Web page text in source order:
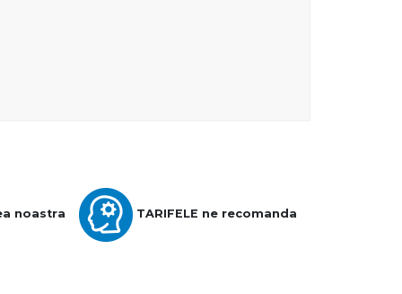
noastra TARIFELE ne recomanda